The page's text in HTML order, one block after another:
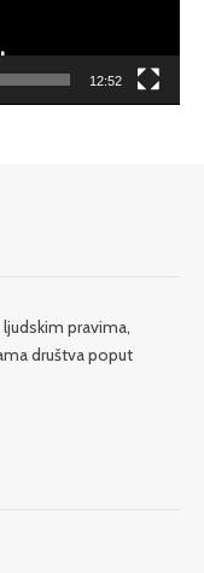
12:52
pravima,
društva poput